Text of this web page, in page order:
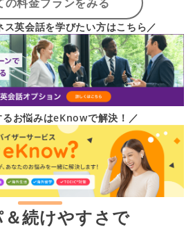
ス英会話を学びたい方はこちら／
るお悩みはeKnowで解決！／
＆続けやすさで